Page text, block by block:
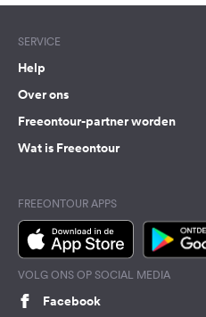
SERVICE
Help
Over ons
Freeontour-partner worden
Wat is Freeontour
FREEONTOUR APPS
VOLG ONS OP SOCIAL MEDIA
Facebook